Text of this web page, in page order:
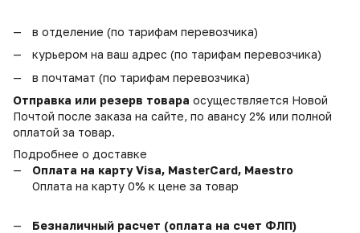
в отделение (по тарифам перевозчика)
курьером на ваш адрес (по тарифам перевозчика)
в почтамат (по тарифам перевозчика)
Отправка или резерв товара осуществляется Новой
Почтой после заказа на сайте, по авансу 2% или полной
оплатой за товар.
Подробнее о доставке
Оплата на карту Visa, MasterCard, Maestro
Оплата на карту 0% к цене за товар
Безналичный расчет (оплата на счет ФЛП)